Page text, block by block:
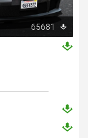
65681